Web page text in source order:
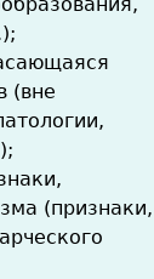
(вне
(признаки,